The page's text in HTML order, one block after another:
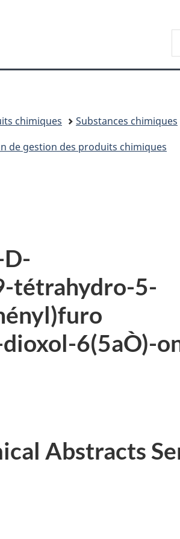
sujet
HTML
chimiques
Substances chimiques
de gestion des produits chimiques
tétrahydro-5-
6(5aÒ)-
Abstracts